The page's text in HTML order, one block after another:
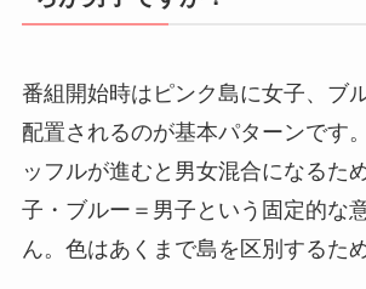
番組開始時はピンク島に女子、ブ
配置されるのが基本パターンです
ッフルが進むと男女混合になるた
子・ブルー＝男子という固定的な
ん。色はあくまで島を区別するた